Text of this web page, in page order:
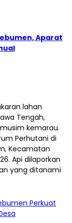
Aparat
lahan
Tengah,
kemarau.
Perhutani di
Kecamatan
Api dilaporkan
yang ditanami